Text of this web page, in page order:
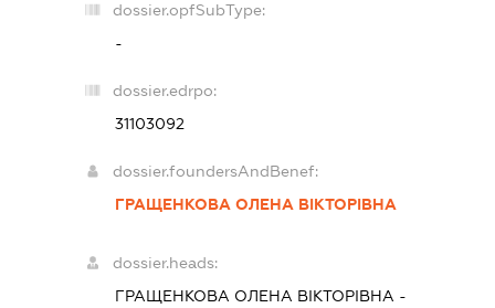
dossier.opfSubType:
-
dossier.edrpo:
31103092
dossier.foundersAndBenef:
ГРАЩЕНКОВА ОЛЕНА ВІКТОРІВНА
dossier.heads:
ГРАЩЕНКОВА ОЛЕНА ВІКТОРІВНА -